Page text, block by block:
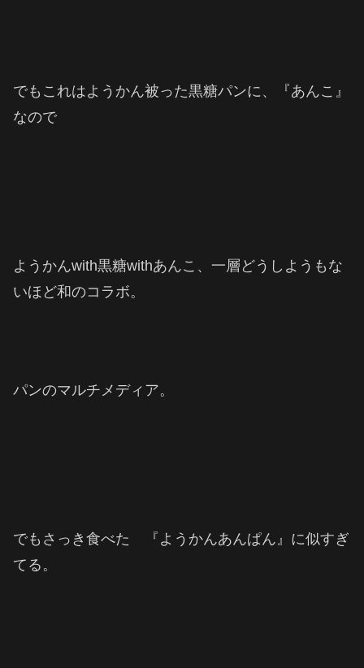
でもこれはようかん被った黒糖パンに、『あんこ』
なので
ようかんwith黒糖withあんこ、一層どうしようもな
いほど和のコラボ。
パンのマルチメディア。
でもさっき食べた 『ようかんあんぱん』に似すぎ
てる。